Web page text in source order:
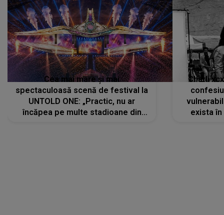
Cea mai mare și mai
spectaculoasă scenă de festival la
UNTOLD ONE: „Practic, nu ar
încăpea pe multe stadioane din
Charli
exista